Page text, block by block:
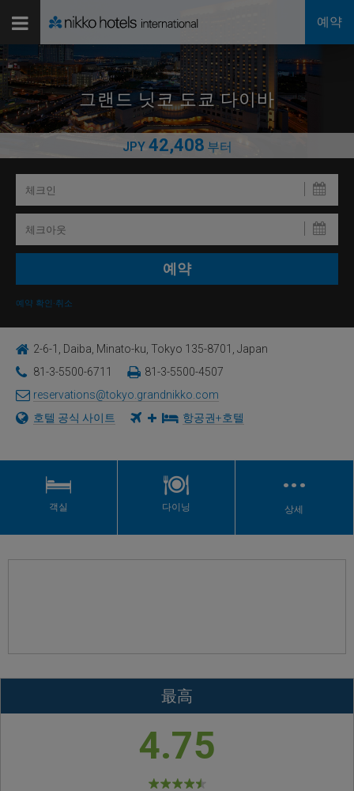
예약
그랜드 닛코 도쿄 다이바
JPY 42,408 부터
예약 확인·취소
2-6-1, Daiba, Minato-ku, Tokyo 135-8701, Japan
81-3-5500-6711
81-3-5500-4507
reservations@tokyo.grandnikko.com
호텔 공식 사이트
항공권+호텔
객실 다이닝
…
상세
最高
4.75